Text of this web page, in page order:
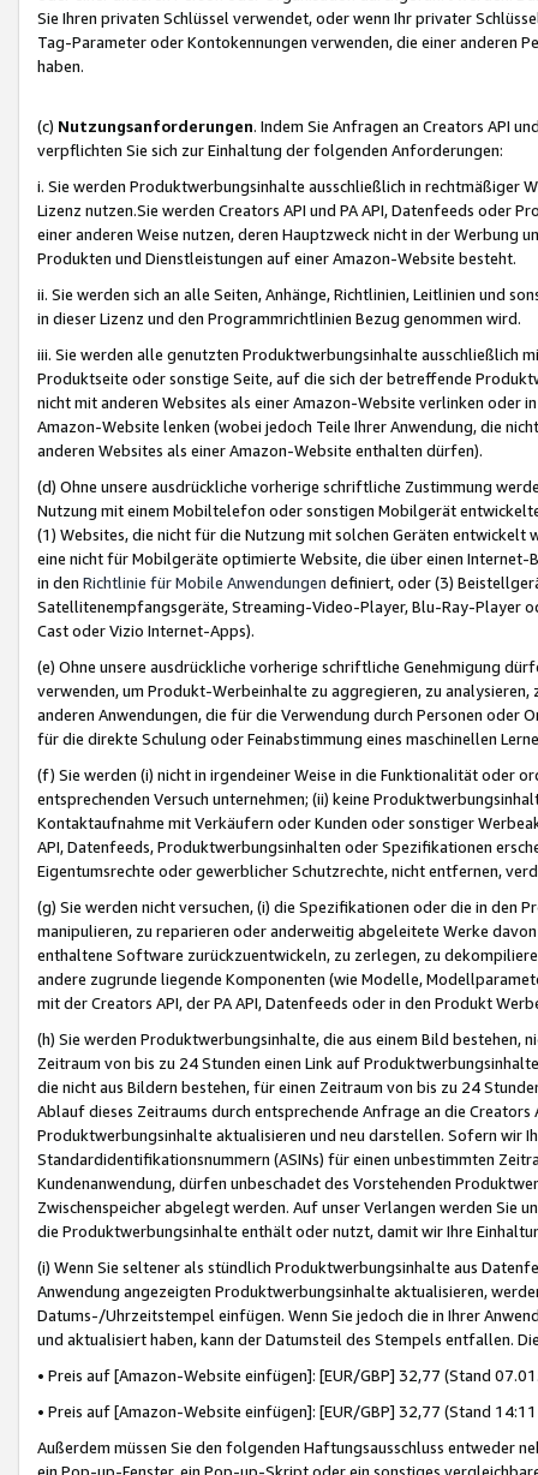
Sie Ihren privaten Schlüssel verwendet, oder wenn Ihr privater
Tag-Parameter oder Kontokennungen verwenden, die einer anderen
haben.
(c) Nutzungsanforderungen. Indem Sie Anfragen an Creators API
verpflichten Sie sich zur Einhaltung der folgenden Anforderungen:
i. Sie werden Produktwerbungsinhalte ausschließlich in rechtmäßiger
Lizenz nutzen.Sie werden Creators API und PA API, Datenfeeds oder
einer anderen Weise nutzen, deren Hauptzweck nicht in der Werbung
Produkten und Dienstleistungen auf einer Amazon-Website besteht.
ii. Sie werden sich an alle Seiten, Anhänge, Richtlinien, Leitlinien und
in dieser Lizenz und den Programmrichtlinien Bezug genommen wird.
iii. Sie werden alle genutzten Produktwerbungsinhalte ausschließlich
Produktseite oder sonstige Seite, auf die sich der betreffende
nicht mit anderen Websites als einer Amazon-Website verlinken oder
Amazon-Website lenken (wobei jedoch Teile Ihrer Anwendung, die
anderen Websites als einer Amazon-Website enthalten dürfen).
(d) Ohne unsere ausdrückliche vorherige schriftliche Zustimmung
Nutzung mit einem Mobiltelefon oder sonstigen Mobilgerät
(1) Websites, die nicht für die Nutzung mit solchen Geräten
eine nicht für Mobilgeräte optimierte Website, die über einen
in den Richtlinie für Mobile Anwendungen definiert, oder (3)
Satellitenempfangsgeräte, Streaming-Video-Player, Blu-Ray-Player
Cast oder Vizio Internet-Apps).
(e) Ohne unsere ausdrückliche vorherige schriftliche Genehmigung
verwenden, um Produkt-Werbeinhalte zu aggregieren, zu
anderen Anwendungen, die für die Verwendung durch Personen
für die direkte Schulung oder Feinabstimmung eines maschinellen
(f) Sie werden (i) nicht in irgendeiner Weise in die Funktionalität oder
entsprechenden Versuch unternehmen; (ii) keine
Kontaktaufnahme mit Verkäufern oder Kunden oder sonstiger
API, Datenfeeds, Produktwerbungsinhalten oder Spezifikationen
Eigentumsrechte oder gewerblicher Schutzrechte, nicht entfernen,
(g) Sie werden nicht versuchen, (i) die Spezifikationen oder die in
manipulieren, zu reparieren oder anderweitig abgeleitete Werke
enthaltene Software zurückzuentwickeln, zu zerlegen, zu
andere zugrunde liegende Komponenten (wie Modelle,
mit der Creators API, der PA API, Datenfeeds oder in den Produkt
(h) Sie werden Produktwerbungsinhalte, die aus einem Bild bestehen,
Zeitraum von bis zu 24 Stunden einen Link auf
die nicht aus Bildern bestehen, für einen Zeitraum von bis zu 24
Ablauf dieses Zeitraums durch entsprechende Anfrage an die
Produktwerbungsinhalte aktualisieren und neu darstellen. Sofern wir
Standardidentifikationsnummern (ASINs) für einen unbestimmten
Kundenanwendung, dürfen unbeschadet des Vorstehenden
Zwischenspeicher abgelegt werden. Auf unser Verlangen werden Sie
die Produktwerbungsinhalte enthält oder nutzt, damit wir Ihre
(i) Wenn Sie seltener als stündlich Produktwerbungsinhalte aus
Anwendung angezeigten Produktwerbungsinhalte aktualisieren,
Datums-/Uhrzeitstempel einfügen. Wenn Sie jedoch die in Ihrer
und aktualisiert haben, kann der Datumsteil des Stempels entfallen.
• Preis auf [Amazon-Website einfügen]: [EUR/GBP] 32,77 (Stand
• Preis auf [Amazon-Website einfügen]: [EUR/GBP] 32,77 (Stand
Außerdem müssen Sie den folgenden Haftungsausschluss entweder
ein Pop-up-Fenster, ein Pop-up-Skript oder ein sonstiges